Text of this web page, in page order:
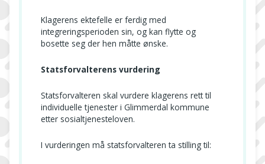
Klagerens ektefelle er ferdig med
integreringsperioden sin, og kan flytte og
bosette seg der hen måtte ønske.
Statsforvalterens vurdering
Statsforvalteren skal vurdere klagerens rett til
individuelle tjenester i Glimmerdal kommune
etter sosialtjenesteloven.
I vurderingen må statsforvalteren ta stilling til: